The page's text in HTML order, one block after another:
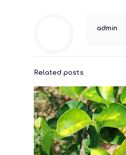
admin
Related posts